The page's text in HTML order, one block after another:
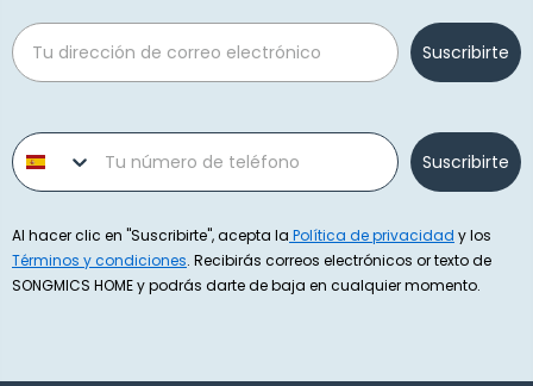
Email
Suscribirte
Phone number
Suscribirte
Al hacer clic en "Suscribirte", acepta la Política de privacidad y los
Términos y condiciones. Recibirás correos electrónicos or texto de
SONGMICS HOME y podrás darte de baja en cualquier momento.